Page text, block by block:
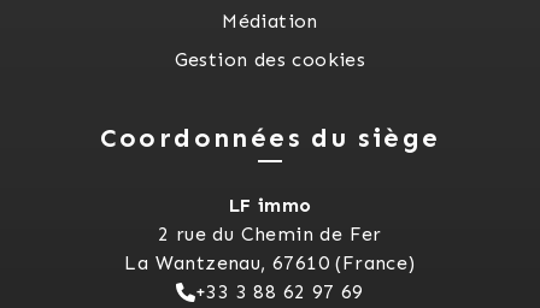
Médiation
Gestion des cookies
Coordonnées du siège
LF immo
2 rue du Chemin de Fer
La Wantzenau, 67610 (France)
+33 3 88 62 97 69